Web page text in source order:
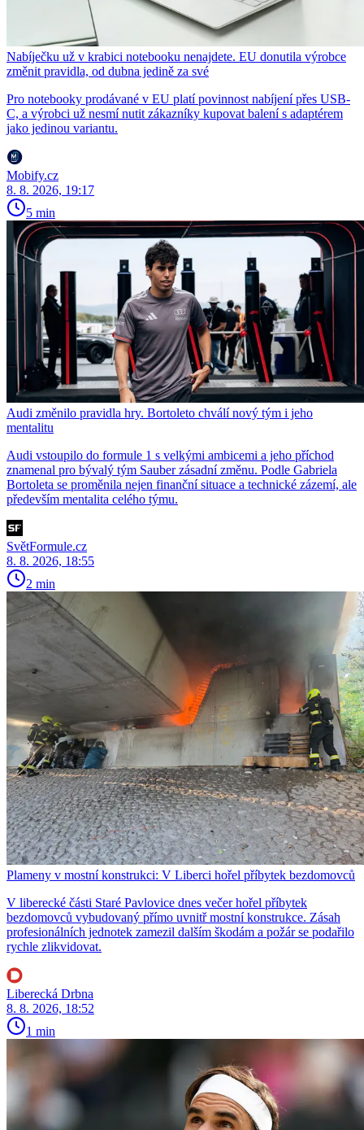
Nabíječku už v krabici notebooku nenajdete. EU donutila výrobce
změnit pravidla, od dubna jedině za své
Pro notebooky prodávané v EU platí povinnost nabíjení přes USB-
C, a výrobci už nesmí nutit zákazníky kupovat balení s adaptérem
jako jedinou variantu.
Mobify.cz
8. 8. 2026, 19:17
5 min
Audi změnilo pravidla hry. Bortoleto chválí nový tým i jeho
mentalitu
Audi vstoupilo do formule 1 s velkými ambicemi a jeho příchod
znamenal pro bývalý tým Sauber zásadní změnu. Podle Gabriela
Bortoleta se proměnila nejen finanční situace a technické zázemí, ale
především mentalita celého týmu.
SvětFormule.cz
8. 8. 2026, 18:55
2 min
Plameny v mostní konstrukci: V Liberci hořel příbytek bezdomovců
V liberecké části Staré Pavlovice dnes večer hořel příbytek
bezdomovců vybudovaný přímo uvnitř mostní konstrukce. Zásah
profesionálních jednotek zamezil dalším škodám a požár se podařilo
rychle zlikvidovat.
Liberecká Drbna
8. 8. 2026, 18:52
1 min